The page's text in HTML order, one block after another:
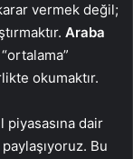
vermek değil;
Araba
okumaktır.
dair
Bu